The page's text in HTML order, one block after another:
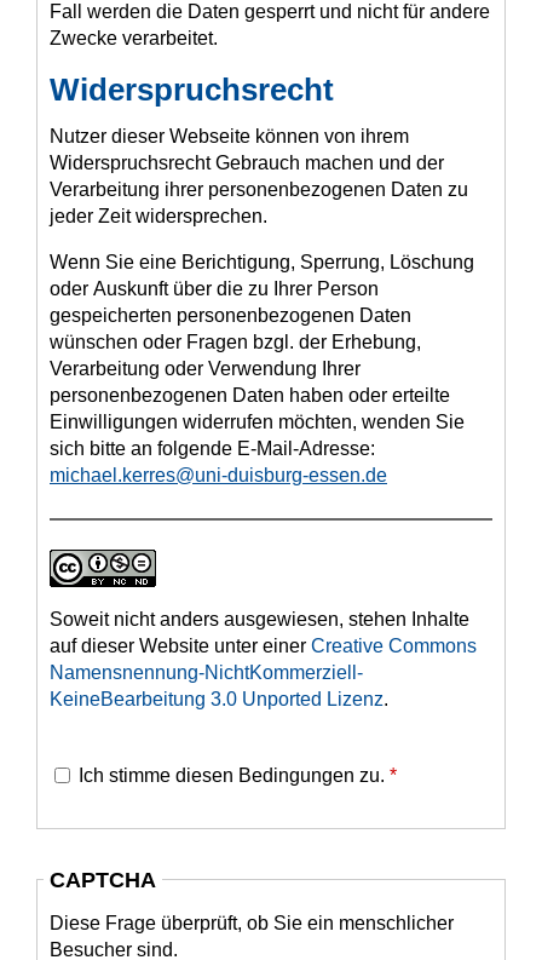
Fall werden die Daten gesperrt und nicht für andere
Zwecke verarbeitet.
Widerspruchsrecht
Nutzer dieser Webseite können von ihrem
Widerspruchsrecht Gebrauch machen und der
Verarbeitung ihrer personenbezogenen Daten zu
jeder Zeit widersprechen.
Wenn Sie eine Berichtigung, Sperrung, Löschung
oder Auskunft über die zu Ihrer Person
gespeicherten personenbezogenen Daten
wünschen oder Fragen bzgl. der Erhebung,
Verarbeitung oder Verwendung Ihrer
personenbezogenen Daten haben oder erteilte
Einwilligungen widerrufen möchten, wenden Sie
sich bitte an folgende E-Mail-Adresse:
michael.kerres@uni-duisburg-essen.de
Soweit nicht anders ausgewiesen, stehen Inhalte
auf dieser Website unter einer Creative Commons
Namensnennung-NichtKommerziell-
KeineBearbeitung 3.0 Unported Lizenz.
Ich stimme diesen Bedingungen zu. *
CAPTCHA
Diese Frage überprüft, ob Sie ein menschlicher
Besucher sind.